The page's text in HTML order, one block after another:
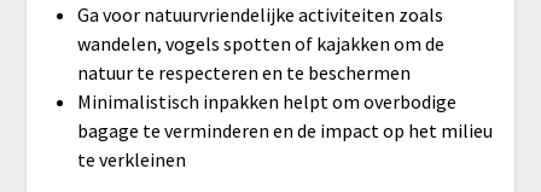
Ga voor natuurvriendelijke activiteiten zoals
wandelen, vogels spotten of kajakken om de
natuur te respecteren en te beschermen
Minimalistisch inpakken helpt om overbodige
bagage te verminderen en de impact op het milieu
te verkleinen